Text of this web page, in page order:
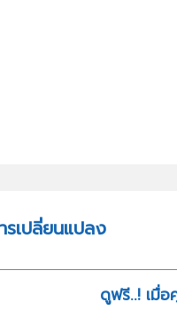
รเปลี่ยนแปลง
ดูฟรี..! เมื่อ